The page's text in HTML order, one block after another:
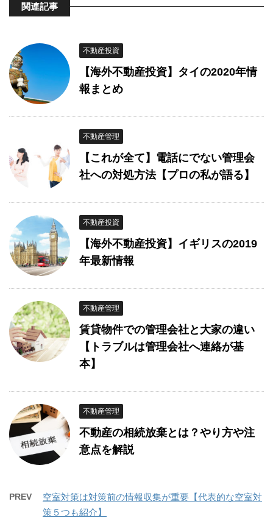
関連記事
不動産投資
【海外不動産投資】タイの2020年情
報まとめ
不動産管理
【これが全て】電話にでない管理会
社への対処方法【プロの私が語る】
不動産投資
【海外不動産投資】イギリスの2019
年最新情報
不動産管理
賃貸物件での管理会社と大家の違い
【トラブルは管理会社へ連絡が基
本】
不動産管理
不動産の相続放棄とは？やり方や注
意点を解説
PREV
空室対策は対策前の情報収集が重要【代表的な空室対
策５つも紹介】